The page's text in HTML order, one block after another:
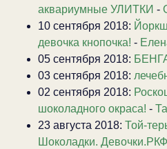
аквариумные УЛИТКИ -
10 сентября 2018:
девочка кнопочка! -
05 сентября 2018:
03 сентября 2018:
02 сентября 2018:
шоколадного окраса! -
23 августа 2018: Той-
Шоколадки.